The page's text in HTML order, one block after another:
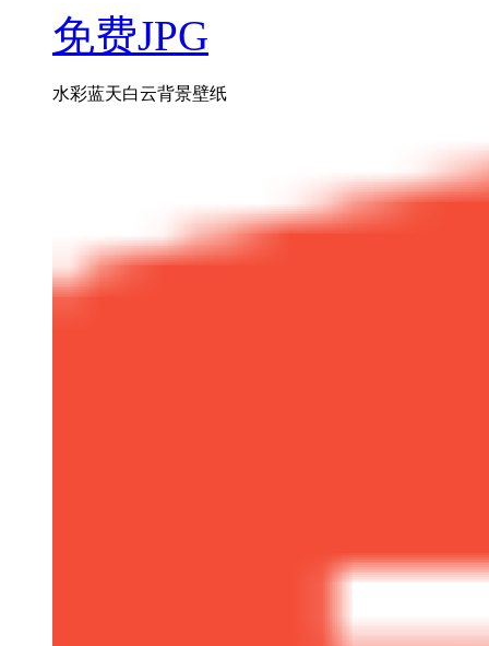
免费JPG
水彩蓝天白云背景壁纸